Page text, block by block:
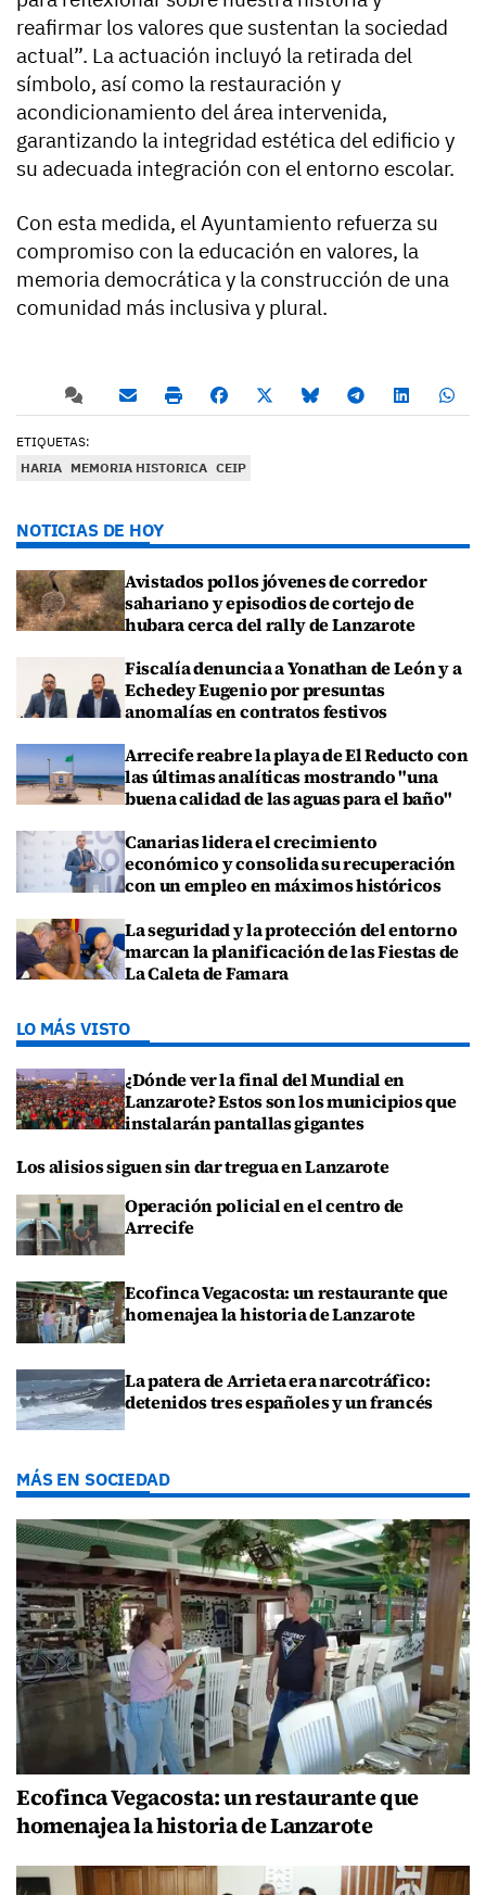
reafirmar los valores que sustentan la sociedad
actual”. La actuación incluyó la retirada del
símbolo, así como la restauración y
acondicionamiento del área intervenida,
garantizando la integridad estética del edificio y
su adecuada integración con el entorno escolar.
Con esta medida, el Ayuntamiento refuerza su
compromiso con la educación en valores, la
memoria democrática y la construcción de una
comunidad más inclusiva y plural.
ETIQUETAS:
HARIA MEMORIA HISTORICA CEIP
NOTICIAS DE HOY
Avistados pollos jóvenes de corredor
sahariano y episodios de cortejo de
hubara cerca del rally de Lanzarote
Fiscalía denuncia a Yonathan de León y a
Echedey Eugenio por presuntas
anomalías en contratos festivos
Arrecife reabre la playa de El Reducto con
las últimas analíticas mostrando "una
buena calidad de las aguas para el baño"
Canarias lidera el crecimiento
económico y consolida su recuperación
con un empleo en máximos históricos
La seguridad y la protección del entorno
marcan la planificación de las Fiestas de
La Caleta de Famara
LO MÁS VISTO
¿Dónde ver la final del Mundial en
Lanzarote? Estos son los municipios que
instalarán pantallas gigantes
Los alisios siguen sin dar tregua en Lanzarote
Operación policial en el centro de
Arrecife
Ecofinca Vegacosta: un restaurante que
homenajea la historia de Lanzarote
La patera de Arrieta era narcotráfico:
detenidos tres españoles y un francés
MÁS EN SOCIEDAD
Ecofinca Vegacosta: un restaurante que
homenajea la historia de Lanzarote